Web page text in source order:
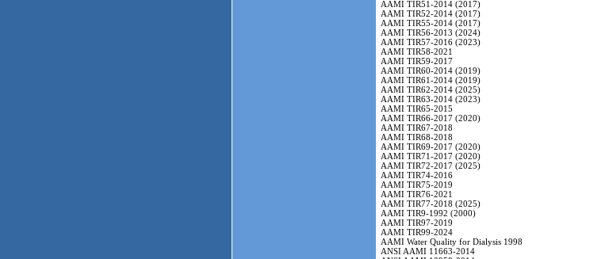
AAMI TIR51-2014 (2017)
AAMI TIR52-2014 (2017)
AAMI TIR55-2014 (2017)
AAMI TIR56-2013 (2024)
AAMI TIR57-2016 (2023)
AAMI TIR58-2021
AAMI TIR59-2017
AAMI TIR60-2014 (2019)
AAMI TIR61-2014 (2019)
AAMI TIR62-2014 (2025)
AAMI TIR63-2014 (2023)
AAMI TIR65-2015
AAMI TIR66-2017 (2020)
AAMI TIR67-2018
AAMI TIR68-2018
AAMI TIR69-2017 (2020)
AAMI TIR71-2017 (2020)
AAMI TIR72-2017 (2025)
AAMI TIR74-2016
AAMI TIR75-2019
AAMI TIR76-2021
AAMI TIR77-2018 (2025)
AAMI TIR9-1992 (2000)
AAMI TIR97-2019
AAMI TIR99-2024
AAMI Water Quality for Dialysis 1998
ANSI AAMI 11663-2014